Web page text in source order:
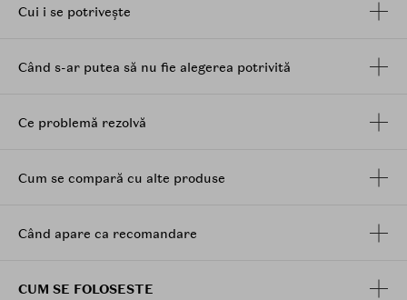
minute. Clatiti gura cu apa calduta. Utilizati de doua
Cui i se potrivește
Când s-ar putea să nu fie alegerea potrivită
Ce problemă rezolvă
Cum se compară cu alte produse
Când apare ca recomandare
CUM SE FOLOSESTE